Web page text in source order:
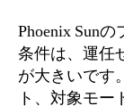
Phoenix Sun
条件は、運任
が大きいです
ト、対象モ